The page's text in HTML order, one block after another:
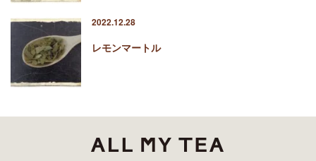
2022.12.28
レモンマートル